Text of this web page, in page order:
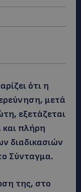
ότι η
μετά
εξετάζεται
πλήρη
διαδικασιών
Σύνταγμα.
της, στο